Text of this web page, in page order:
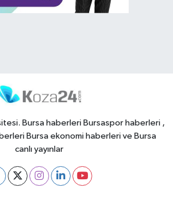
Bursa haberleri Bursaspor haberleri ,
Bursa ekonomi haberleri ve Bursa
canlı yayınlar